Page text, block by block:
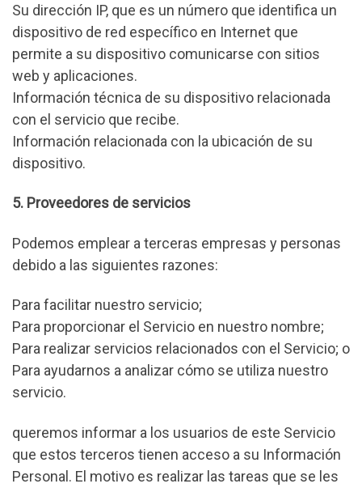
Su dirección IP, que es un número que identifica un
dispositivo de red específico en Internet que
permite a su dispositivo comunicarse con sitios
web y aplicaciones.
Información técnica de su dispositivo relacionada
con el servicio que recibe.
Información relacionada con la ubicación de su
dispositivo.
5. Proveedores de servicios
Podemos emplear a terceras empresas y personas
debido a las siguientes razones:
Para facilitar nuestro servicio;
Para proporcionar el Servicio en nuestro nombre;
Para realizar servicios relacionados con el Servicio; o
Para ayudarnos a analizar cómo se utiliza nuestro
servicio.
queremos informar a los usuarios de este Servicio
que estos terceros tienen acceso a su Información
Personal. El motivo es realizar las tareas que se les